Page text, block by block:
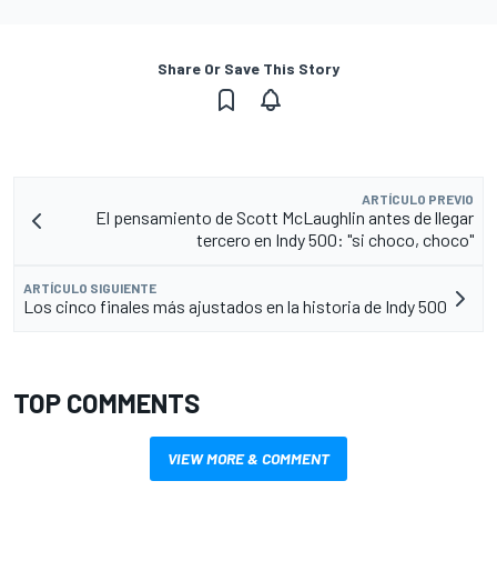
Share Or Save This Story
ARTÍCULO PREVIO
El pensamiento de Scott McLaughlin antes de llegar
tercero en Indy 500: "si choco, choco"
ARTÍCULO SIGUIENTE
Los cinco finales más ajustados en la historia de Indy 500
TOP COMMENTS
VIEW MORE & COMMENT